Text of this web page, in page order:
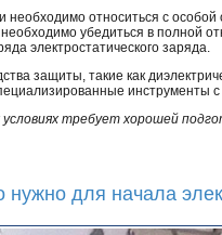
относиться с
убедиться в полной
электростатического заряда.
защиты, такие как
требует хорошей
нужно для начала